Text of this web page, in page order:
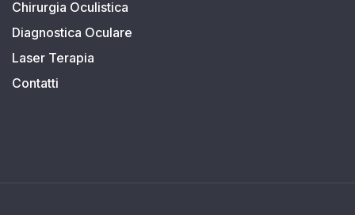
Chirurgia Oculistica
Diagnostica Oculare
Laser Terapia
Contatti